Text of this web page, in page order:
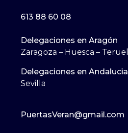
613 88 60 08
Delegaciones en Aragón
Zaragoza – Huesca – Teruel
Delegaciones en Andalucia
Sevilla
PuertasVeran@gmail.com